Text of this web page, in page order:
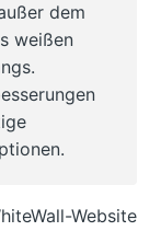
dem
weißen
Website